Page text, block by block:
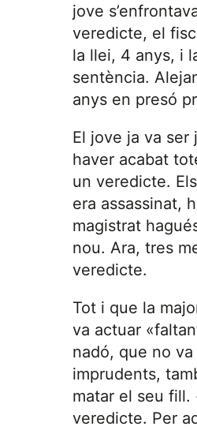
jove
veredicte, el
la llei, 4 anys, i
sentència.
anys en presó
El jove ja va ser
haver acabat
un veredicte.
era assassinat,
magistrat
nou. Ara, tres
veredicte.
Tot i que la
va actuar
nadó, que no
imprudents,
matar el seu fill.
veredicte. Per